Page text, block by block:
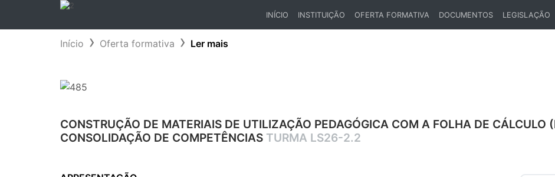
INÍCIO
INSTITUIÇÃO OFERTA FORMATIVA DOCUMENTOS LEGISLAÇÃO
Início Oferta formativa Ler mais
CONSTRUÇÃO DE MATERIAIS DE UTILIZAÇÃO PEDAGÓGICA COM A FOLHA DE CÁLCULO
CONSOLIDAÇÃO DE COMPETÊNCIAS TURMA LS26-2.2